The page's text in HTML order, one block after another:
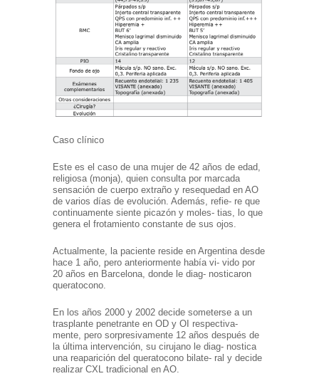
Caso clínico
Este es el caso de una mujer de 42 años de edad,
religiosa (monja), quien consulta por marcada
sensación de cuerpo extraño y resequedad en AO
de varios días de evolución. Además, refie- re que
continuamente siente picazón y moles- tias, lo que
genera el frotamiento constante de sus ojos.
Actualmente, la paciente reside en Argentina desde
hace 1 año, pero anteriormente había vi- vido por
20 años en Barcelona, donde le diag- nosticaron
queratocono.
En los años 2000 y 2002 decide someterse a un
trasplante penetrante en OD y OI respectiva-
mente, pero sorpresivamente 12 años después de
la última intervención, su cirujano le diag- nostica
una reaparición del queratocono bilate- ral y decide
realizar CXL tradicional en AO.